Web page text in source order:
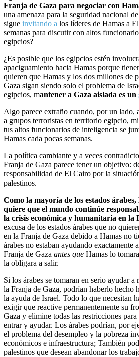
Franja de Gaza para negociar con
una amenaza para la seguridad nacional
sigue invitando a los líderes de Hamas a
semanas para discutir con altos
egipcios?
¿Es posible que los egipcios estén
apaciguamiento hacia Hamas porque
quieren que Hamas y los dos millones de
Gaza sigan siendo solo el problema de
egipcios, mantener a Gaza aislada es un
Algo parece extraño cuando, por un lado,
a grupos terroristas en territorio egipcio,
tus altos funcionarios de inteligencia se
Hamas cada pocas semanas.
La política cambiante y a veces
Franja de Gaza parece tener un objetivo:
responsabilidad de El Cairo por la
palestinos.
Como la mayoría de los estados
quiere que el mundo continúe
la crisis económica y humanitaria en la
excusa de los estados árabes que no
en la Franja de Gaza debido a Hamas no
árabes no estaban ayudando exactamente
Franja de Gaza antes que Hamas lo
la obligara a salir.
Si los árabes se tomaran en serio ayudar a
la Franja de Gaza, podrían haberlo hecho
la ayuda de Israel. Todo lo que necesitan
exigir que reactive permanentemente su
Gaza y elimine todas las restricciones
entrar y ayudar. Los árabes podrían, por
el problema del desempleo y la pobreza
económicos e infraestructura; También
palestinos que desean abandonar los